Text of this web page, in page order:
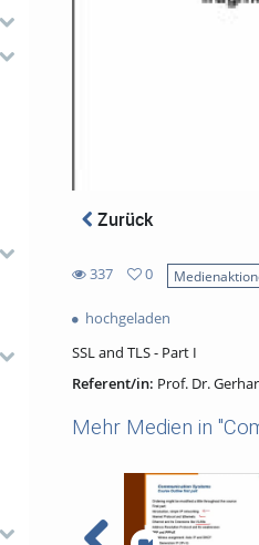
Zurück
337
views
0
favorites
hochgeladen
SSL and TLS - Part I
Referent/in: Prof. Dr.
Mehr Medien in